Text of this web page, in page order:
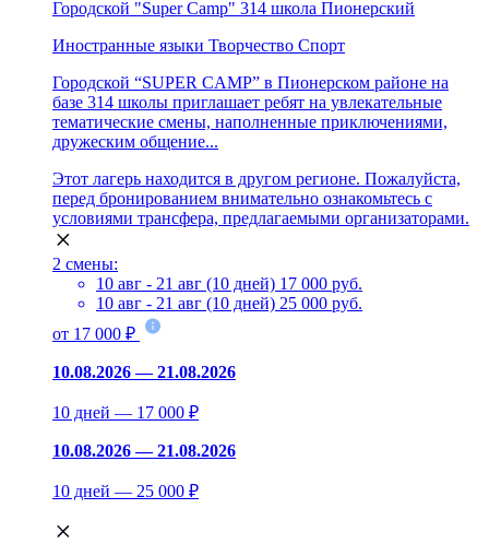
Городской "Super Camp" 314 школа Пионерский
Иностранные языки Творчество Спорт
Городской “SUPER CAMP” в Пионерском районе на
базе 314 школы приглашает ребят на увлекательные
тематические смены, наполненные приключениями,
дружеским общение...
Этот лагерь находится в другом регионе. Пожалуйста,
перед бронированием внимательно ознакомьтесь с
условиями трансфера, предлагаемыми организаторами.
2 смены:
10 авг - 21 авг (10 дней) 17 000 руб.
10 авг - 21 авг (10 дней) 25 000 руб.
от 17 000 ₽
10.08.2026 — 21.08.2026
10 дней — 17 000 ₽
10.08.2026 — 21.08.2026
10 дней — 25 000 ₽